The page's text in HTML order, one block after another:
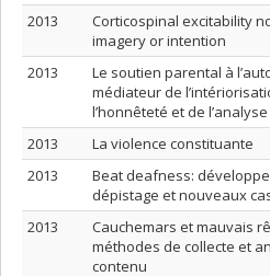
2013
Corticospinal excitability
imagery or intention
2013
Le soutien parental à
médiateur de
l’honnêteté et de
2013
La violence constituante
2013
Beat deafness:
dépistage et nouveaux
2013
Cauchemars et mauvais
méthodes de collecte et
contenu